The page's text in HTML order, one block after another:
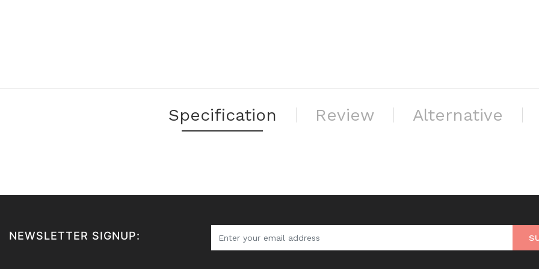
Specification Review Alternative
NEWSLETTER SIGNUP: